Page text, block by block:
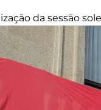
da sessão